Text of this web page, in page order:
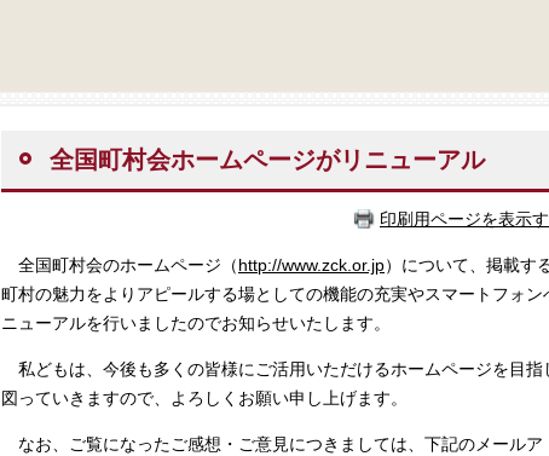
全国町村会ホームページがリニューアル
印刷用ページを表示
全国町村会のホームページ（http://www.zck.or.jp）について、掲載す
町村の魅力をよりアピールする場としての機能の充実やスマートフォ
ニューアルを行いましたのでお知らせいたします。
私どもは、今後も多くの皆様にご活用いただけるホームページを目指
図っていきますので、よろしくお願い申し上げます。
なお、ご覧になったご感想・ご意見につきましては、下記のメールア